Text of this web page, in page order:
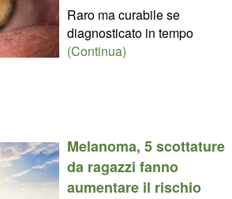
Raro ma curabile se
diagnosticato in tempo
(Continua)
Melanoma, 5 scottature
da ragazzi fanno
aumentare il rischio